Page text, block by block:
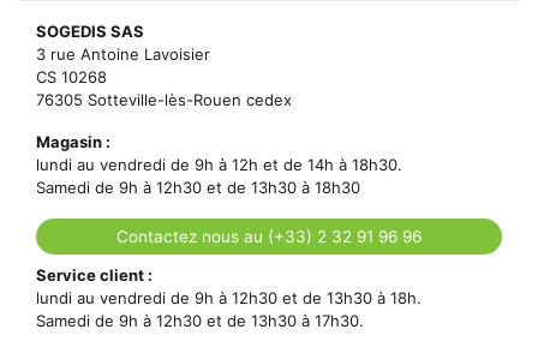
SOGEDIS SAS
3 rue Antoine Lavoisier
CS 10268
76305 Sotteville-lès-Rouen cedex
Magasin :
lundi au vendredi de 9h à 12h et de 14h à 18h30.
Samedi de 9h à 12h30 et de 13h30 à 18h30
Contactez nous au (+33) 2 32 91 96 96
Service client :
lundi au vendredi de 9h à 12h30 et de 13h30 à 18h.
Samedi de 9h à 12h30 et de 13h30 à 17h30.